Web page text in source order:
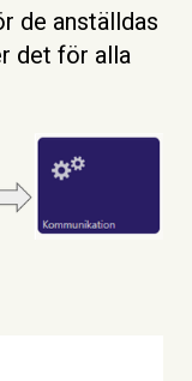
de anställdas
det för alla